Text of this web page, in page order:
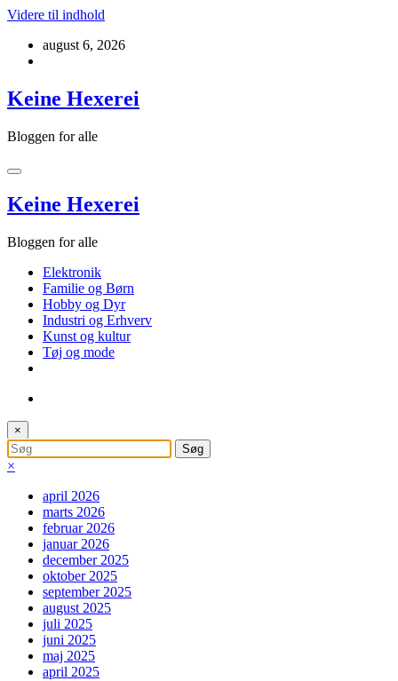
Videre til indhold
august 6, 2026
Keine Hexerei
Bloggen for alle
Keine Hexerei
Bloggen for alle
Elektronik
Familie og Børn
Hobby og Dyr
Industri og Erhverv
Kunst og kultur
Tøj og mode
×
×
april 2026
marts 2026
februar 2026
januar 2026
december 2025
oktober 2025
september 2025
august 2025
juli 2025
juni 2025
maj 2025
april 2025